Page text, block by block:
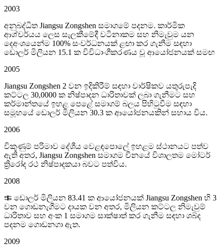
2003
අනුබද්ධිත Jiangsu Zongshen සමාගමේ පදනම. කාර්මික
ආශ්චර්යය ලෙස සැලකීමේදී වටිනාකම සහ නිමැවුම යන
දෙඅංශයෙන්ම 100% සංවර්ධනයක් ළඟා කර ගැනීම සඳහා
ඩොලර් මිලියන 15.1 ක විවිධාංගීකරණය වූ ආයෝජනයක් සමඟ
2005
Jiangsu Zongshen 2 වන ඉදිකිරීම් සඳහා වාර්ෂිකව යතුරුපැදි
කට්ටල 30,0000 ක නිෂ්පාදන ධාරිතාවක් ලබා ගැනීමට සහ
කර්මාන්තයේ ඉහළ පෙළේ සමාගම් බලය පිහිටුවීම සඳහා
සමූහයේ ඩොලර් මිලියන 30.3 ක ආයෝජනයකින් සහාය විය.
2006
විකුණුම් පරිමාව දේශීය වෙළඳපොලේ ඉහළම ස්ථානයට පත්ව
ඇති අතර, Jiangsu Zongshen සමාගම චීනයේ විශාලතම මෝටර්
ත්‍රිරෝද රථ නිෂ්පාදකයා බවට පත්විය.
2008
＄ ඩොලර් මිලියන 83.41 ක ආයෝජනයක් Jiangsu Zongshen හි 3
වන ගොඩනැගීමට දායක වන අතර, මිලියන කට්ටල නිමැවුම්
ධාරිතාව සහ අංක 1 සමාගම සාක්ෂාත් කර ගැනීම සඳහා ශබ්ද
පදනම ගොඩනගා ඇත.
2009